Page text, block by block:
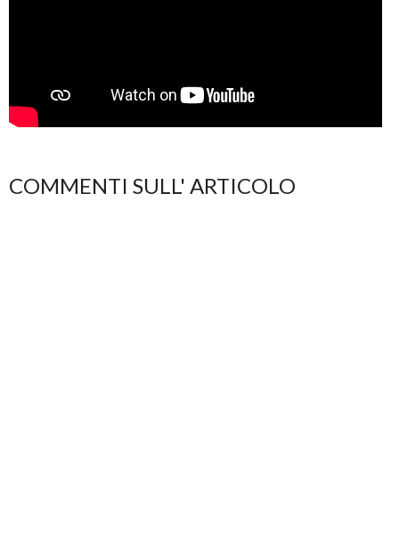
COMMENTI SULL' ARTICOLO